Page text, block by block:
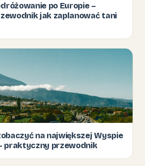
po Europie –
jak zaplanować tani
na największej Wyspie
praktyczny przewodnik